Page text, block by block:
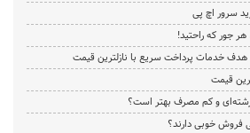
جور که راحتید!
هدف خدمات پرداخت سریع با نازلترین قیمت
قیمت
و کم مصرف بهتر است؟
فروش خوبی دارند؟